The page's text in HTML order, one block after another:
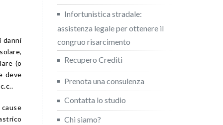
danni
(o
deve
Infortunistica stradale:
assistenza legale per ottenere il
congruo risarcimento
Recupero Crediti
Prenota una consulenza
Contatta lo studio
Chi siamo?